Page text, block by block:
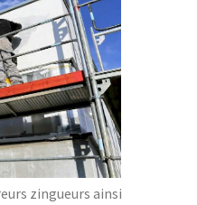
zingueurs ainsi